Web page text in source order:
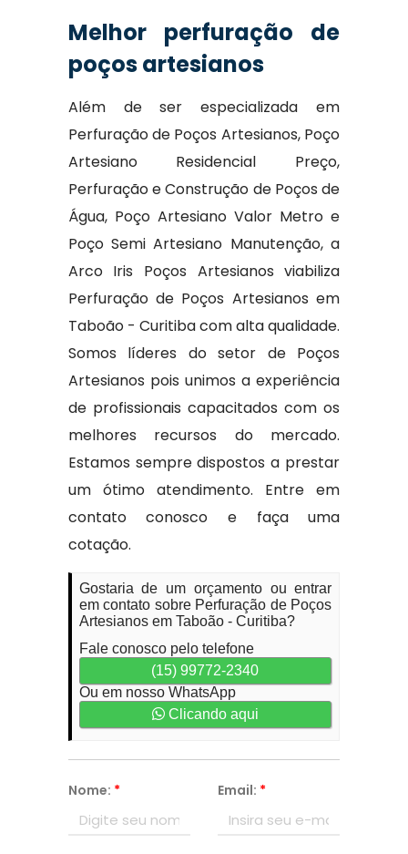
Melhor perfuração de
poços artesianos
Além de ser especializada em
Perfuração de Poços Artesianos, Poço
Artesiano Residencial Preço,
Perfuração e Construção de Poços de
Água, Poço Artesiano Valor Metro e
Poço Semi Artesiano Manutenção, a
Arco Iris Poços Artesianos viabiliza
Perfuração de Poços Artesianos em
Taboão - Curitiba com alta qualidade.
Somos líderes do setor de Poços
Artesianos pois unimos a experiência
de profissionais capacitados com os
melhores recursos do mercado.
Estamos sempre dispostos a prestar
um ótimo atendimento. Entre em
contato conosco e faça uma
cotação.
Gostaria de um orçamento ou entrar
em contato sobre Perfuração de Poços
Artesianos em Taboão - Curitiba?
Fale conosco pelo telefone
(15) 99772-2340
Ou em nosso WhatsApp
Clicando aqui
Nome: * Email: *